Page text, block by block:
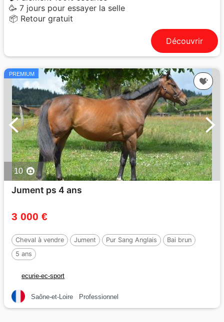
🥳 7 jours pour essayer la selle
📦 Retour gratuit
Découvrir
PREMIUM
10
Jument ps 4 ans
3 000 €
Cheval à vendre Jument Pur Sang Anglais
Bai brun
5 ans
ecurie-ec-sport
Saône-et-Loire Professionnel